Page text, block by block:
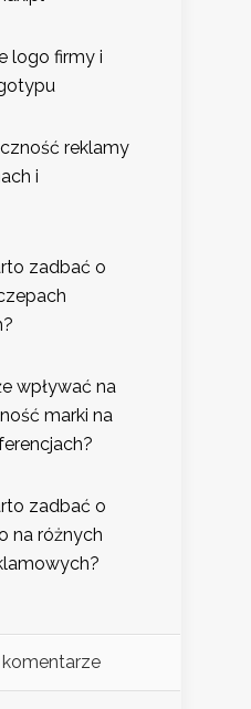
logo firmy i
reklamy
i
zadbać o
wpływać na
marki na
zadbać o
na różnych